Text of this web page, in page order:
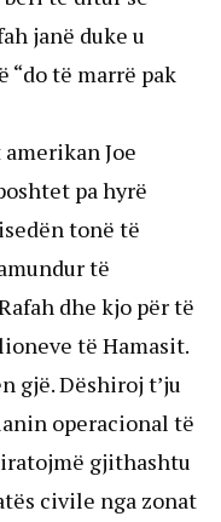
janë duke u
të marrë pak
Joe
pa hyrë
tonë të
të
dhe kjo për të
të Hamasit.
gjë. Dëshiroj t’ju
operacional të
gjithashtu
civile nga zonat